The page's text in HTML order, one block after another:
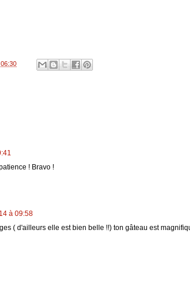
06:30
! Bravo !
à 09:58
( d'ailleurs elle est bien belle !!) ton gâteau est